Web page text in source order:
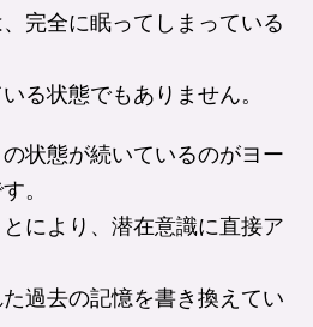
完全に眠ってしまっている
る状態でもありません。
の状態が続いているのがヨー
。
により、潜在意識に直接ア
過去の記憶を書き換えてい